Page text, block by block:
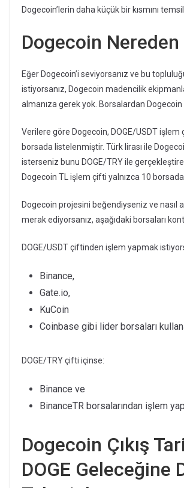
Dogecoin’lerin daha küçük bir kısmını
Dogecoin Nereden
Eğer Dogecoin’i seviyorsanız ve bu
istiyorsanız, Dogecoin madencilik
almanıza gerek yok. Borsalardan Dogecoin
Verilere göre Dogecoin, DOGE/USDT işlem
borsada listelenmiştir. Türk lirası ile
isterseniz bunu DOGE/TRY ile
Dogecoin TL işlem çifti yalnızca 10
Dogecoin projesini beğendiyseniz ve nasıl
merak ediyorsanız, aşağıdaki borsaları
DOGE/USDT çiftinden işlem yapmak
Binance,
Gate.io,
KuCoin
Coinbase gibi lider borsaları
DOGE/TRY çifti içinse:
Binance ve
BinanceTR borsalarından işlem
Dogecoin Çıkış
DOGE Geleceğine